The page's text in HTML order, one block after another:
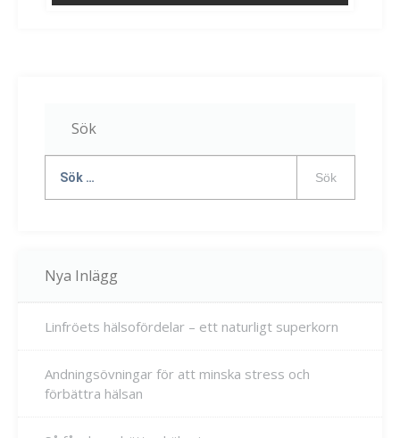
Sök
efter:
Nya Inlägg
Linfröets hälsofördelar – ett naturligt superkorn
Andningsövningar för att minska stress och
förbättra hälsan